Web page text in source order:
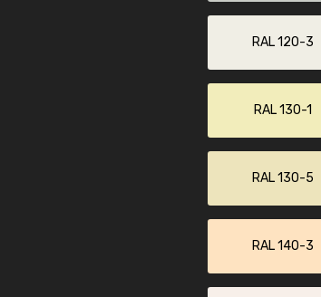
RAL 120-3
RAL 130-1
RAL 130-5
RAL 140-3